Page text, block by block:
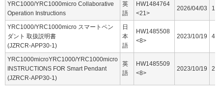
YRC1000/YRC1000micro Collaborative
Operation Instructions
英
語
HW1484764
<21>
2026/04/03
YRC1000/YRC1000micro スマートペン
ダント 取扱説明書
(JZRCR-APP30-1)
日
本
語
HW1485508
<8>
2023/10/19
YRC1000microYRC1000/YRC1000micro
INSTRUCTIONS FOR Smart Pendant
(JZRCR-APP30-1)
英
語
HW1485509
<8>
2023/10/19